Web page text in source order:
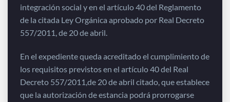
integración social y en el artículo 40 del Reglamento
de la citada Ley Orgánica aprobado por Real Decreto
557/2011, de 20 de abril.
En el expediente queda acreditado el cumplimiento de
los requisitos previstos en el artículo 40 del Real
Decreto 557/2011,de 20 de abril citado, que establece
que la autorización de estancia podrá prorrogarse